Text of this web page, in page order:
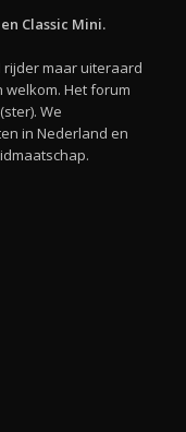
Classic Mini.
rijder maar uiteraard
welkom. Het forum
We
in Nederland en